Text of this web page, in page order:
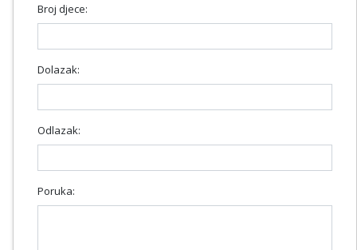
Broj djece:
Dolazak:
Odlazak:
Poruka: